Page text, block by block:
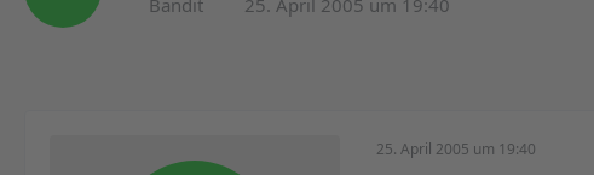
Bandit 25. April 2005 um 19:40
25. April 2005 um 19:40